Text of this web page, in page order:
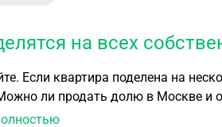
на всех
Если квартира поделена на
ли продать долю в Москве и
по ЖКХ, может ли второй,